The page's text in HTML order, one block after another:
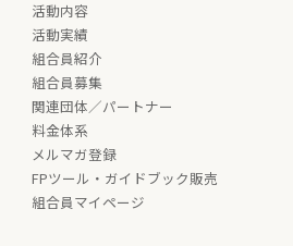
活動内容
活動実績
組合員紹介
組合員募集
関連団体／パートナー
料金体系
メルマガ登録
FPツール・ガイドブック販売
組合員マイページ